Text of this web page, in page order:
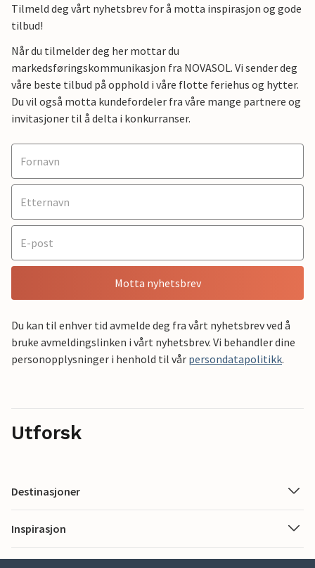
Tilmeld deg vårt nyhetsbrev for å motta inspirasjon og gode
tilbud!
Når du tilmelder deg her mottar du
markedsføringskommunikasjon fra NOVASOL. Vi sender deg
våre beste tilbud på opphold i våre flotte feriehus og hytter.
Du vil også motta kundefordeler fra våre mange partnere og
invitasjoner til å delta i konkurranser.
Motta nyhetsbrev
Du kan til enhver tid avmelde deg fra vårt nyhetsbrev ved å
bruke avmeldingslinken i vårt nyhetsbrev. Vi behandler dine
personopplysninger i henhold til vår persondatapolitikk.
Utforsk
Destinasjoner
Inspirasjon